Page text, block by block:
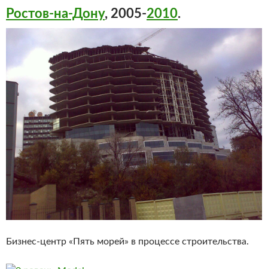
Ростов-на-Дону, 2005-2010.
Бизнес-центр «Пять морей» в процессе строительства.